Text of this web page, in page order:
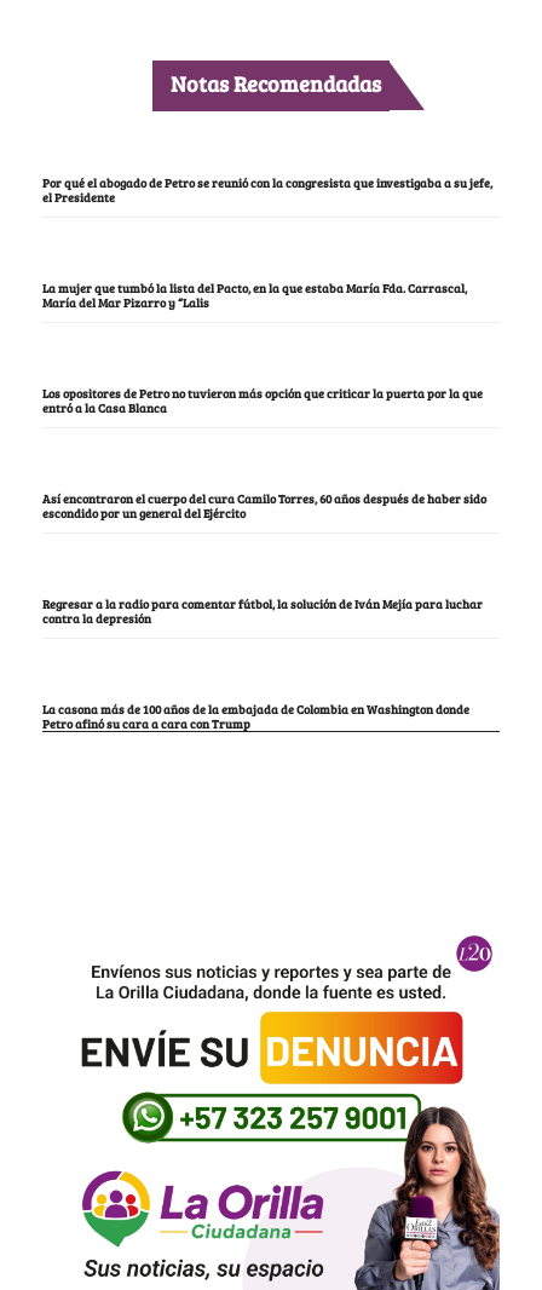
Notas Recomendadas
Por qué el abogado de Petro se reunió con la congresista que investigaba a su jefe,
el Presidente
La mujer que tumbó la lista del Pacto, en la que estaba María Fda. Carrascal,
María del Mar Pizarro y “Lalis
Los opositores de Petro no tuvieron más opción que criticar la puerta por la que
entró a la Casa Blanca
Así encontraron el cuerpo del cura Camilo Torres, 60 años después de haber sido
escondido por un general del Ejército
Regresar a la radio para comentar fútbol, la solución de Iván Mejía para luchar
contra la depresión
La casona más de 100 años de la embajada de Colombia en Washington donde
Petro afinó su cara a cara con Trump